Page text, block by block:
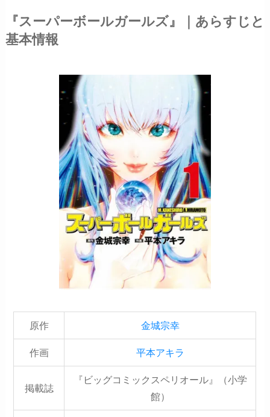
『スーパーボールガールズ』｜あらすじと
基本情報
原作 金城宗幸
作画 平本アキラ
掲載誌
『ビッグコミックスペリオール』（小学
館）